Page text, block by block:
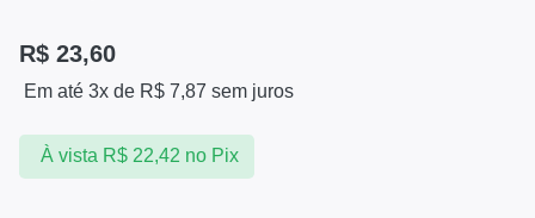
R$ 23,60
Em até 3x de R$ 7,87 sem juros
À vista R$22,42 no Pix